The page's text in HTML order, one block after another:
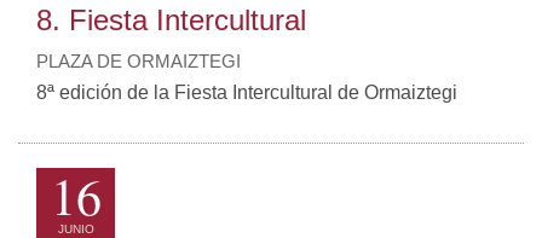
8. Fiesta Intercultural
PLAZA DE ORMAIZTEGI
8ª edición de la Fiesta Intercultural de Ormaiztegi
16
JUNIO